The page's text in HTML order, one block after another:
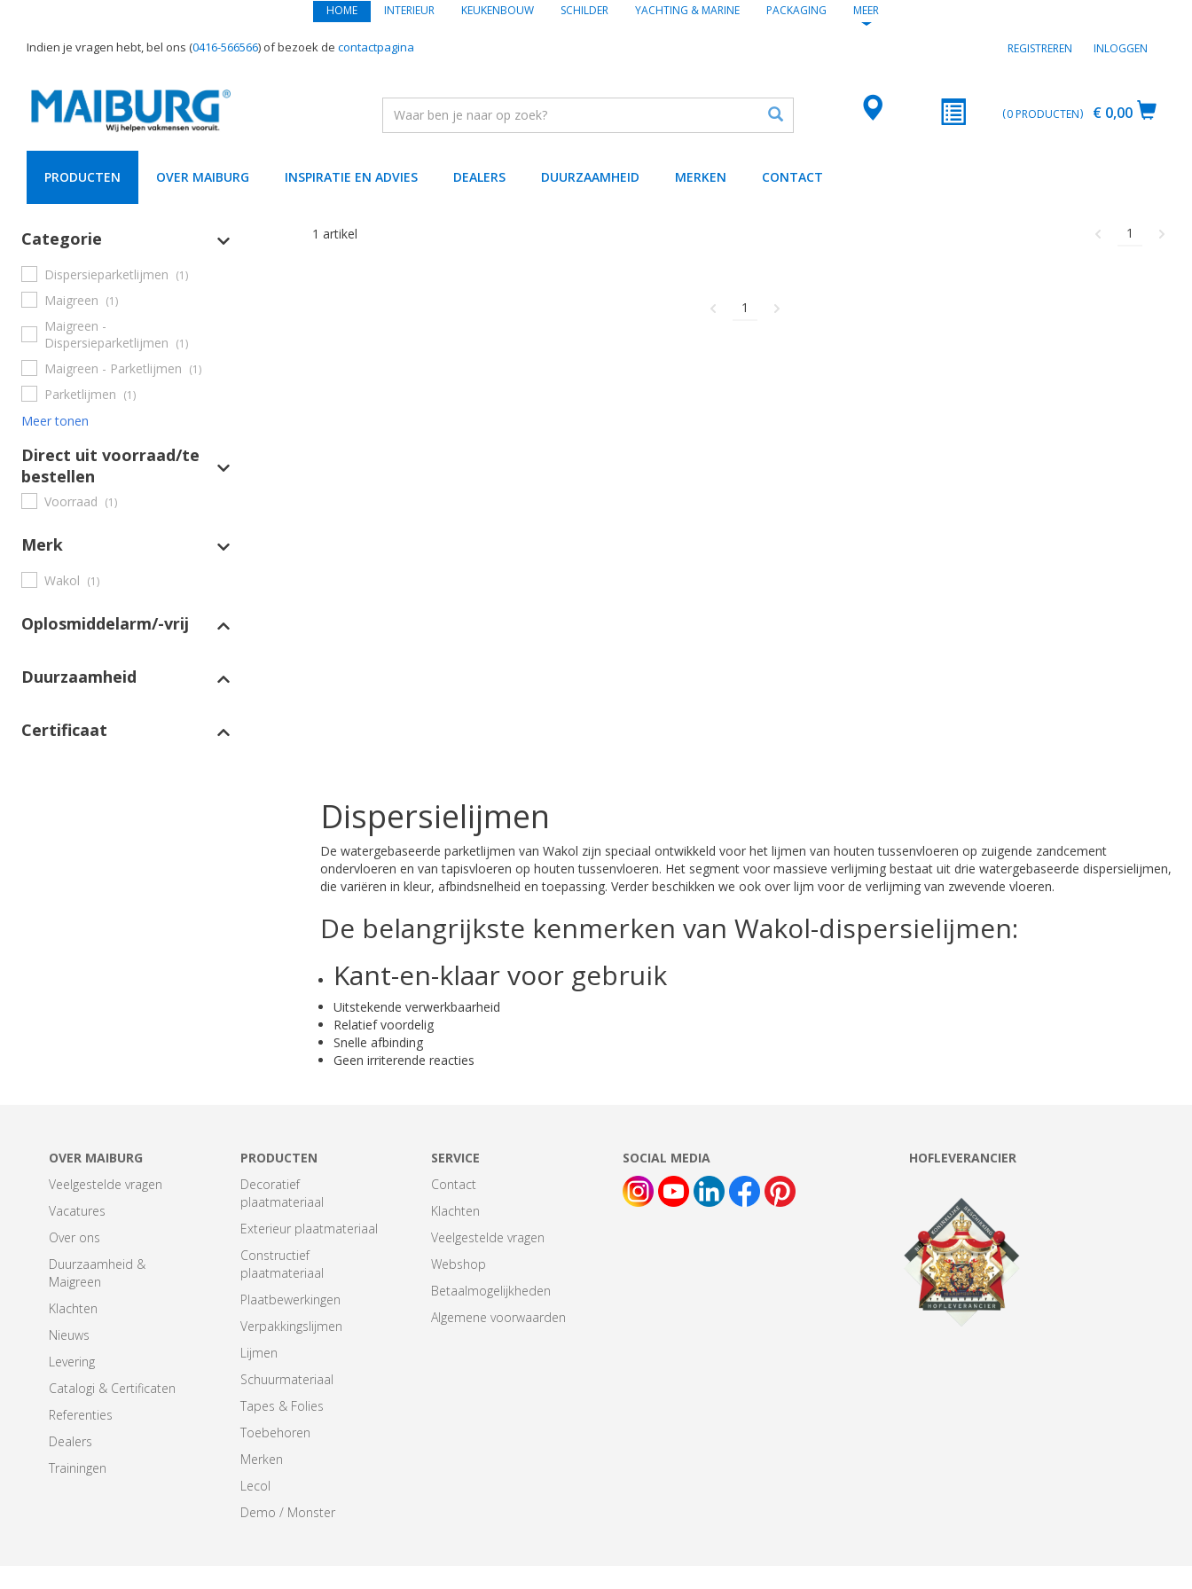
HOME INTERIEUR KEUKENBOUW SCHILDER YACHTING & MARINE PACKAGING MEER
Indien je vragen hebt, bel ons (0416-566566) of bezoek de contactpagina REGISTREREN INLOGGEN
€ 0,00
0PRODUCTEN
PRODUCTEN OVER MAIBURG INSPIRATIE EN ADVIES DEALERS DUURZAAMHEID MERKEN CONTACT
Categorie
Dispersieparketlijmen (1)
Maigreen (1)
Maigreen -
Dispersieparketlijmen (1)
Maigreen - Parketlijmen (1)
Parketlijmen (1)
Meer tonen
Direct uit voorraad/te
bestellen
Voorraad (1)
Merk
Wakol (1)
Oplosmiddelarm/-vrij
Duurzaamheid
Certificaat
1 artikel 1
1
Dispersielijmen
De watergebaseerde parketlijmen van Wakol zijn speciaal ontwikkeld voor het lijmen van houten tussenvloeren op zuigende zandcement
ondervloeren en van tapisvloeren op houten tussenvloeren. Het segment voor massieve verlijming bestaat uit drie watergebaseerde dispersielijmen,
die variëren in kleur, afbindsnelheid en toepassing. Verder beschikken we ook over lijm voor de verlijming van zwevende vloeren.
De belangrijkste kenmerken van Wakol-dispersielijmen:
Kant-en-klaar voor gebruik
Uitstekende verwerkbaarheid
Relatief voordelig
Snelle afbinding
Geen irriterende reacties
OVER MAIBURG
Veelgestelde vragen
Vacatures
Over ons
Duurzaamheid &
Maigreen
Klachten
Nieuws
Levering
Catalogi & Certificaten
Referenties
Dealers
Trainingen
PRODUCTEN
Decoratief
plaatmateriaal
Exterieur plaatmateriaal
Constructief
plaatmateriaal
Plaatbewerkingen
Verpakkingslijmen
Lijmen
Schuurmateriaal
Tapes & Folies
Toebehoren
Merken
Lecol
Demo / Monster
SERVICE
Contact
Klachten
Veelgestelde vragen
Webshop
Betaalmogelijkheden
Algemene voorwaarden
SOCIAL MEDIA HOFLEVERANCIER